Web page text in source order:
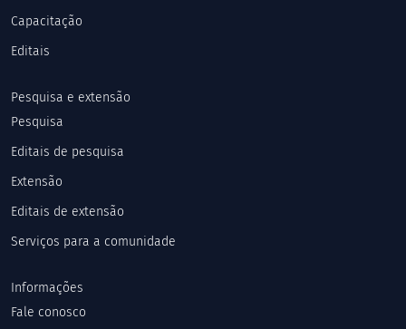
Capacitação
Editais
Pesquisa e extensão
Pesquisa
Editais de pesquisa
Extensão
Editais de extensão
Serviços para a comunidade
Informações
Fale conosco